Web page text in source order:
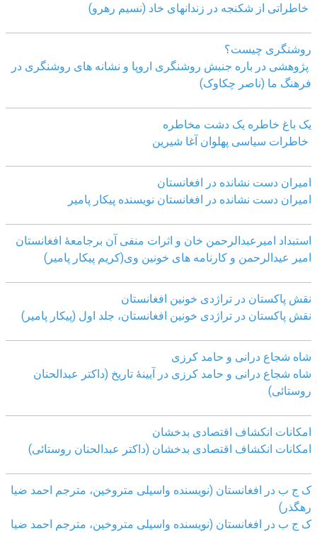
خاطراتی از شکنجه در زندانهای خاد (نسیم رهرو)
روشنگری چیست؟
پژوهشی در باره جنبش روشنگری اروپا و نشانه های روشنگری در
فرهنگ ما (ناصر چکاوک)
یک باغ خاطره یک دشت مخاطره
خاطرات سیاسی پهلوان آغا شیرین
امیران دست نشانده در افغانستان
امیران دست نشانده در افغانستان نویسنده پیکار پامیر
استبداد امیرعبدالرحمن خان و اثرات منفی آن برجامعۀ افغانستان
امیر عیدالرحمن و کارنامه های خونین وی(کریم پیکار پامیر)
نقش پاکستان در تراژدی خونین افغانستان
نقش پاکستان در تراژدی خونین افغانستان، جلد اول (پیکار پامیر)
شاه شجاع درانی و حامد کرزی
شاه شجاع درانی و حامد کرزی در آیینۀ تاریخ (داکتر عبدالحنان
روستائی)
امکانات انکشاف اقتصادی بدخشان
امکانات انکشاف اقتصادی بدخشان (داکتر عبدالحنان روستائی)
ک ج ب در افغانستان (نویسنده واسیلی متروخین، مترجم احمد ضیا
رهگذر)
ک ج ب در افغانستان (نویسنده واسیلی متروخین، مترجم احمد ضیا